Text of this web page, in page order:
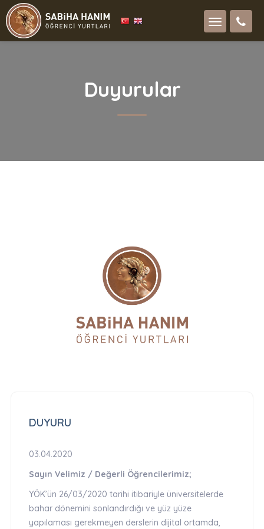
Duyurular
DUYURU
03.04.2020
Sayın Velimiz / Değerli Öğrencilerimiz;
YÖK’ün 26/03/2020 tarihi itibariyle üniversitelerde
bahar dönemini sonlandırdığı ve yüz yüze
yapılaması gerekmeyen derslerin dijital ortamda,